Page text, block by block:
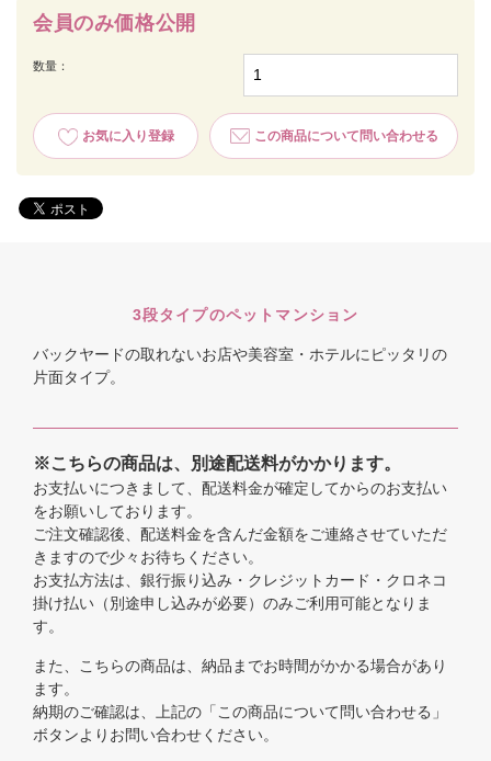
会員のみ価格公開
数量：
お気に入り登録 この商品について問い合わせる
3段タイプのペットマンション
バックヤードの取れないお店や美容室・ホテルにピッタリの
片面タイプ。
※こちらの商品は、別途配送料がかかります。
お支払いにつきまして、配送料金が確定してからのお支払い
をお願いしております。
ご注文確認後、配送料金を含んだ金額をご連絡させていただ
きますので少々お待ちください。
お支払方法は、銀行振り込み・クレジットカード・クロネコ
掛け払い（別途申し込みが必要）のみご利用可能となりま
す。
また、こちらの商品は、納品までお時間がかかる場合があり
ます。
納期のご確認は、上記の「この商品について問い合わせる」
ボタンよりお問い合わせください。